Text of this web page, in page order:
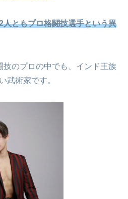
ともプロ格闘技選手という異
技のプロの中でも、インド王族
武術家です。